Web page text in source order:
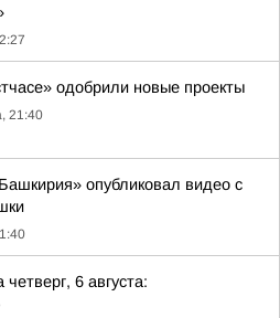
одобрили новые проекты
21:40
опубликовал видео с
четверг, 6 августа: